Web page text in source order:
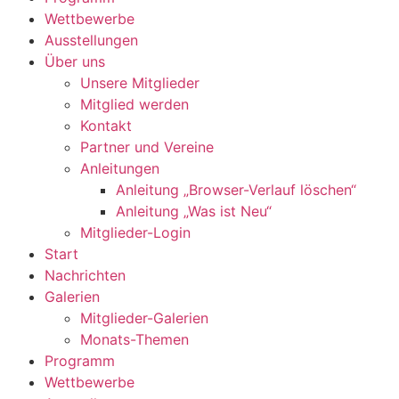
Wettbewerbe
Ausstellungen
Über uns
Unsere Mitglieder
Mitglied werden
Kontakt
Partner und Vereine
Anleitungen
Anleitung „Browser-Verlauf löschen“
Anleitung „Was ist Neu“
Mitglieder-Login
Start
Nachrichten
Galerien
Mitglieder-Galerien
Monats-Themen
Programm
Wettbewerbe